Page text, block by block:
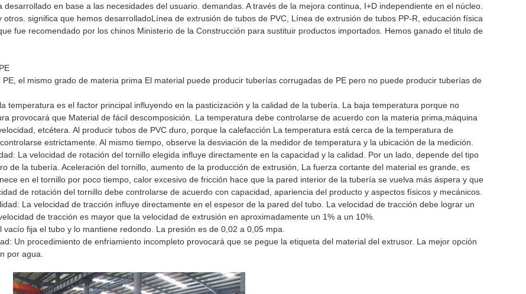
en base a las necesidades del usuario. demandas. A través de la mejora continua, I+D independiente en el núcleo.
significa que hemos desarrolladoLínea de extrusión de tubos de PVC Línea de extrusión de tubos PP-R educación física
que fue recomendado por los chinos Ministerio de la Construcción para sustituir productos importados. Hemos ganado el titulo de
el mismo grado de materia prima El material puede producir tuberías corrugadas de PE pero no puede producir tuberías de
temperatura es el factor principal influyendo en la pasticización y la calidad de la tubería. La baja temperatura porque no
provocará que Material de fácil descomposición. La temperatura debe controlarse de acuerdo con la materia prima, máquina
etcétera. Al producir tubos de PVC duro, porque la calefacción La temperatura está cerca de la temperatura de
estrictamente. Al mismo tiempo, observe la desviación de la medidor de temperatura y la ubicación de la medición.
La velocidad de rotación del tornillo elegida influye directamente en la capacidad y la calidad. Por un lado, depende del tipo
de la tubería. Aceleración del tornillo, aumento de la producción de extrusión, La fuerza cortante del material es grande, es
en el tornillo por poco tiempo, calor excesivo de fricción hace que la pared interior de la tubería se vuelva más áspera y que
de rotación del tornillo debe controlarse de acuerdo con capacidad, apariencia del producto y aspectos físicos y mecánicos.
La velocidad de tracción influye directamente en el espesor de la pared del tubo. La velocidad de tracción debe lograr un
de tracción es mayor que la velocidad de extrusión en aproximadamente un 1% a un 10%.
fija el tubo y lo mantiene redondo. La presión es de 0,02 a 0,05 mpa.
Un procedimiento de enfriamiento incompleto provocará que se pegue la etiqueta del material del extrusor. La mejor opción
por agua.